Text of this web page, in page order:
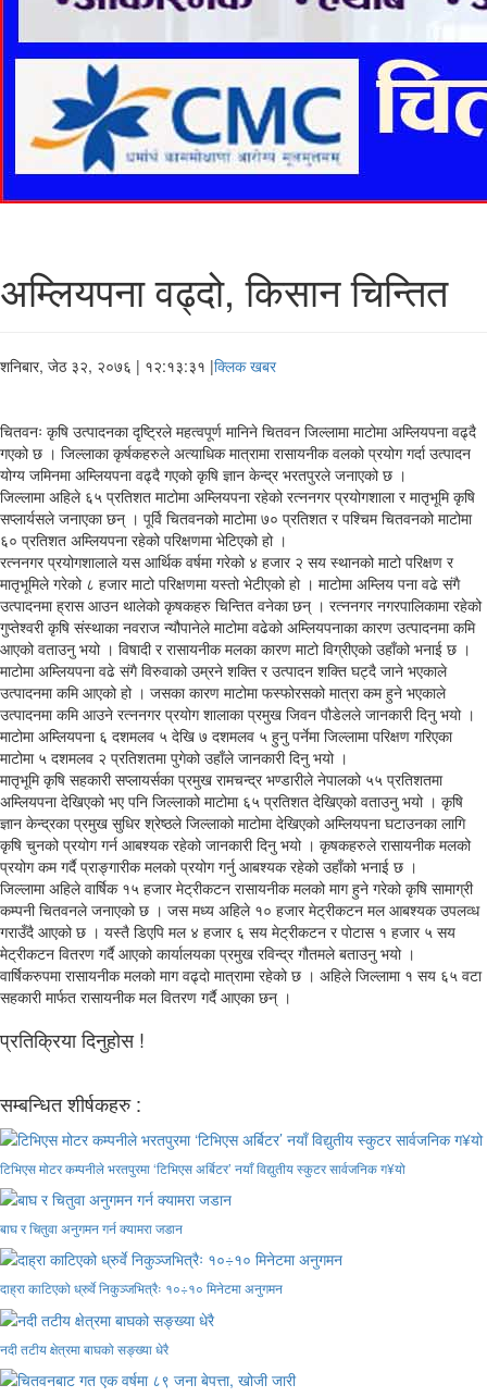
अम्लियपना वढ्दो, किसान चिन्तित
शनिबार, जेठ ३२, २०७६ | १२:१३:३१ |क्लिक खबर
चितवनः कृषि उत्पादनका दृष्ट्रिले महत्वपूर्ण मानिने चितवन जिल्लामा माटोमा अम्लियपना वढ्दै
गएको छ । जिल्लाका कृर्षकहरुले अत्याधिक मात्रामा रासायनीक वलको प्रयोग गर्दा उत्पादन
योग्य जमिनमा अम्लियपना वढ्दै गएको कृषि ज्ञान केन्द्र भरतपुरले जनाएको छ ।
जिल्लामा अहिले ६५ प्रतिशत माटोमा अम्लियपना रहेको रत्ननगर प्रयोगशाला र मातृभूमि कृषि
सप्लार्यसले जनाएका छन् । पूर्वि चितवनको माटोमा ७० प्रतिशत र पश्चिम चितवनको माटोमा
६० प्रतिशत अम्लियपना रहेको परिक्षणमा भेटिएको हो ।
रत्ननगर प्रयोगशालाले यस आर्थिक वर्षमा गरेको ४ हजार २ सय स्थानको माटो परिक्षण र
मातृभूमिले गरेको ८ हजार माटो परिक्षणमा यस्तो भेटीएको हो । माटोमा अम्लिय पना वढे संगै
उत्पादनमा ह्रास आउन थालेको कृषकहरु चिन्तित वनेका छन् । रत्ननगर नगरपालिकामा रहेको
गुप्तेश्वरी कृषि संस्थाका नवराज न्यौपानेले माटोमा वढेको अम्लियपनाका कारण उत्पादनमा कमि
आएको वताउनु भयो । विषादी र रासायनीक मलका कारण माटो विग्रीएको उहाँको भनाई छ ।
माटोमा अम्लियपना वढे संगै विरुवाको उम्रने शक्ति र उत्पादन शक्ति घट्दै जाने भएकाले
उत्पादनमा कमि आएको हो । जसका कारण माटोमा फस्फोरसको मात्रा कम हुने भएकाले
उत्पादनमा कमि आउने रत्ननगर प्रयोग शालाका प्रमुख जिवन पौडेलले जानकारी दिनु भयो ।
माटोमा अम्लियपना ६ दशमलव ५ देखि ७ दशमलव ५ हुनु पर्नेमा जिल्लामा परिक्षण गरिएका
माटोमा ५ दशमलव २ प्रतिशतमा पुगेको उहाँले जानकारी दिनु भयो ।
मातृभूमि कृषि सहकारी सप्लायर्सका प्रमुख रामचन्द्र भण्डारीले नेपालको ५५ प्रतिशतमा
अम्लियपना देखिएको भए पनि जिल्लाको माटोमा ६५ प्रतिशत देखिएको वताउनु भयो । कृषि
ज्ञान केन्द्रका प्रमुख सुधिर श्रेष्ठले जिल्लाको माटोमा देखिएको अम्लियपना घटाउनका लागि
कृषि चुनको प्रयोग गर्न आबश्यक रहेको जानकारी दिनु भयो । कृषकहरुले रासायनीक मलको
प्रयोग कम गर्दै प्राङ्गारीक मलको प्रयोग गर्नु आबश्यक रहेको उहाँको भनाई छ ।
जिल्लामा अहिले वार्षिक १५ हजार मेट्रीकटन रासायनीक मलको माग हुने गरेको कृषि सामाग्री
कम्पनी चितवनले जनाएको छ । जस मध्य अहिले १० हजार मेट्रीकटन मल आबश्यक उपलव्ध
गराउँदै आएको छ । यस्तै डिएपि मल ४ हजार ६ सय मेट्रीकटन र पोटास १ हजार ५ सय
मेट्रीकटन वितरण गर्दै आएको कार्यालयका प्रमुख रविन्द्र गौतमले बताउनु भयो ।
वार्षिकरुपमा रासायनीक मलको माग वढ्दो मात्रामा रहेको छ । अहिले जिल्लामा १ सय ६५ वटा
सहकारी मार्फत रासायनीक मल वितरण गर्दै आएका छन् ।
प्रतिक्रिया दिनुहोस !
सम्बन्धित शीर्षकहरु :
टिभिएस मोटर कम्पनीले भरतपुरमा ‘टिभिएस अर्बिटर’ नयाँ विद्युतीय स्कुटर सार्वजनिक ग¥यो
बाघ र चितुवा अनुगमन गर्न क्यामरा जडान
दाह्रा काटिएको ध्रुर्वे निकुञ्जभित्रैः १०÷१० मिनेटमा अनुगमन
नदी तटीय क्षेत्रमा बाघको सङ्ख्या धेरै